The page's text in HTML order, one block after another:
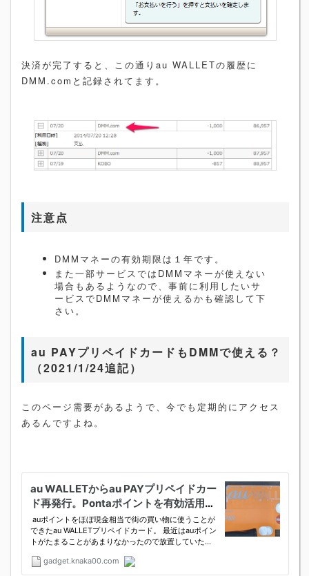
決済が完了すると、この通りau WALLETの履歴に
DMM.comと記録されてます。
注意点
DMMマネーの有効期限は１年です。
また一部サービスではDMMマネーが使えない
場合もあるようなので、事前に利用したいサ
ービスでDMMマネーが使えるかも確認して下
さい。
au PAYプリペイドカードもDMMで使える？
（2021/1/24追記）
このページ需要があるようで、今でも定期的にアクセス
あるんですよね。